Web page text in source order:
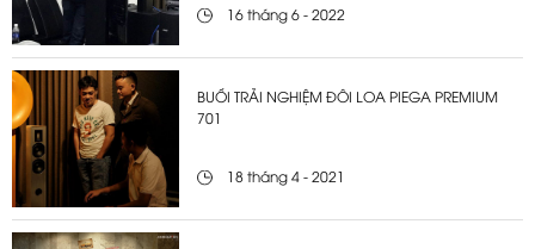
16 tháng 6 - 2022
BUỔI TRẢI NGHIỆM ĐÔI LOA PIEGA PREMIUM
701
18 tháng 4 - 2021